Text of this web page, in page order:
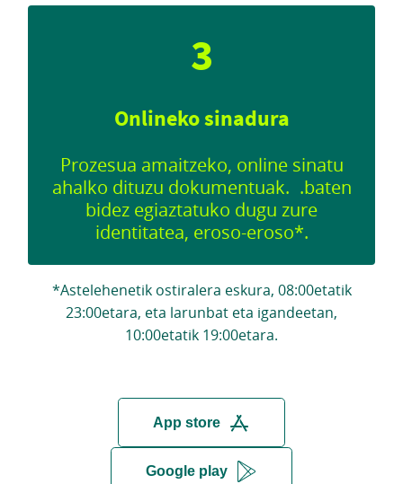
3
Onlineko sinadura
Prozesua amaitzeko, online sinatu
ahalko dituzu dokumentuak. .baten
bidez egiaztatuko dugu zure
identitatea, eroso-eroso*.
*Astelehenetik ostiralera eskura, 08:00etatik
23:00etara, eta larunbat eta igandeetan,
10:00etatik 19:00etara.
App store
Google play